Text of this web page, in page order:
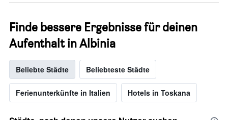
Finde bessere Ergebnisse für deinen
Aufenthalt in Albinia
Beliebte Städte Beliebteste Städte
Ferienunterkünfte in Italien Hotels in Toskana